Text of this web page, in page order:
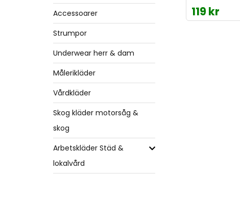
Accessoarer
Strumpor
Underwear herr & dam
Målerikläder
Vårdkläder
Skog kläder motorsåg &
skog
Arbetskläder Städ &
lokalvård
119 kr